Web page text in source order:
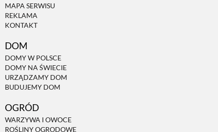
MAPA SERWISU
REKLAMA
KONTAKT
DOM
DOMY W POLSCE
DOMY NA ŚWIECIE
URZĄDZAMY DOM
BUDUJEMY DOM
OGRÓD
WARZYWA I OWOCE
ROŚLINY OGRODOWE